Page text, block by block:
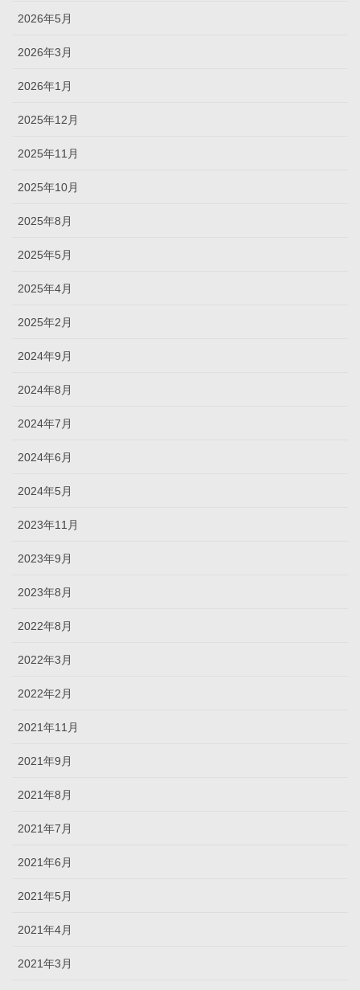
2026年5月
2026年3月
2026年1月
2025年12月
2025年11月
2025年10月
2025年8月
2025年5月
2025年4月
2025年2月
2024年9月
2024年8月
2024年7月
2024年6月
2024年5月
2023年11月
2023年9月
2023年8月
2022年8月
2022年3月
2022年2月
2021年11月
2021年9月
2021年8月
2021年7月
2021年6月
2021年5月
2021年4月
2021年3月